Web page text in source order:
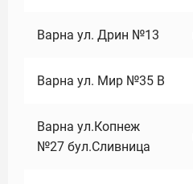
Варна ул. Дрин №13
Варна ул. Мир №35 В
Варна ул.Копнеж
№27 бул.Сливница